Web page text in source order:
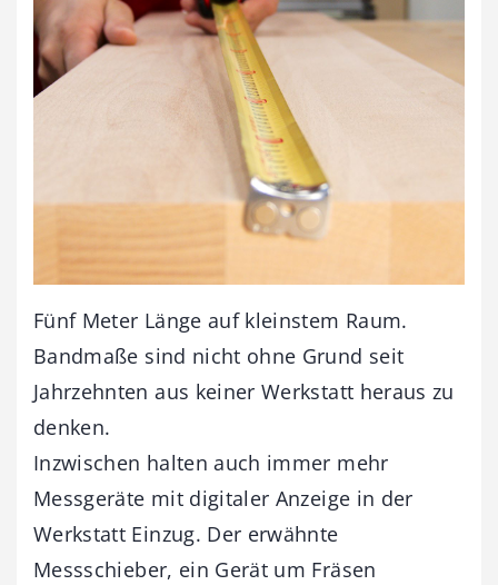
Fünf Meter Länge auf kleinstem Raum.
Bandmaße sind nicht ohne Grund seit
Jahrzehnten aus keiner Werkstatt heraus zu
denken.
Inzwischen halten auch immer mehr
Messgeräte mit digitaler Anzeige in der
Werkstatt Einzug. Der erwähnte
Messschieber, ein Gerät um Fräsen